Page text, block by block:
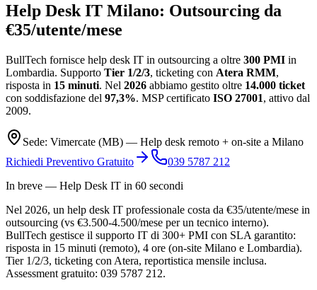
Help Desk IT Milano: Outsourcing da
€35/utente/mese
BullTech fornisce help desk IT in outsourcing a oltre 300 PMI in
Lombardia. Supporto Tier 1/2/3, ticketing con Atera RMM,
risposta in 15 minuti. Nel 2026 abbiamo gestito oltre 14.000 ticket
con soddisfazione del 97,3%. MSP certificato ISO 27001, attivo dal
2009.
Sede: Vimercate (MB) — Help desk remoto + on-site a Milano
Richiedi Preventivo Gratuito
039 5787 212
In breve — Help Desk IT in 60 secondi
Nel 2026, un help desk IT professionale costa da €35/utente/mese in
outsourcing (vs €3.500-4.500/mese per un tecnico interno).
BullTech gestisce il supporto IT di 300+ PMI con SLA garantito:
risposta in 15 minuti (remoto), 4 ore (on-site Milano e Lombardia).
Tier 1/2/3, ticketing con Atera, reportistica mensile inclusa.
Assessment gratuito: 039 5787 212.